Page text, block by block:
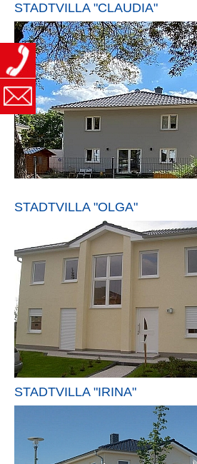
STADTVILLA "CLAUDIA"
STADTVILLA "OLGA"
STADTVILLA "IRINA"